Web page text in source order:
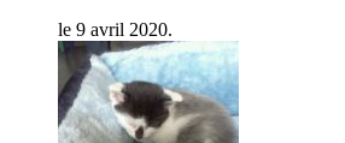
le 9 avril 2020.